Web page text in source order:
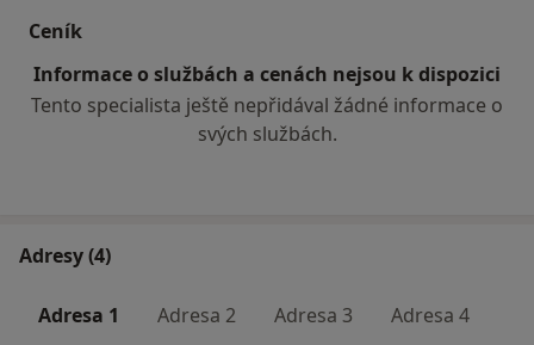
Ceník
Informace o službách a cenách nejsou k dispozici
Tento specialista ještě nepřidával žádné informace o
svých službách.
Adresy (4)
Adresa 1 Adresa 2 Adresa 3 Adresa 4